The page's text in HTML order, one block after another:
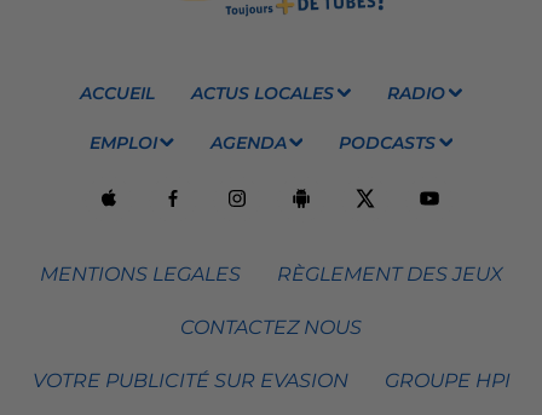
ACCUEIL ACTUS LOCALES RADIO
EMPLOI AGENDA PODCASTS
MENTIONS LEGALES RÈGLEMENT DES JEUX
CONTACTEZ NOUS
VOTRE PUBLICITÉ SUR EVASION GROUPE HPI